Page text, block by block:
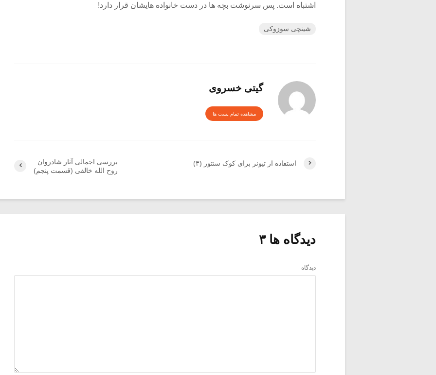
اشتباه است. پس سرنوشت بچه ها در دست خانواده هایشان قرار دارد!
شینچی سوزوکی
گیتی خسروی
مشاهده تمام پست ها
بررسی اجمالی آثار شادروان
روح الله خالقی (قسمت پنجم)
استفاده از تیونر برای کوک سنتور (۳)
دیدگاه ها ۳
دیدگاه